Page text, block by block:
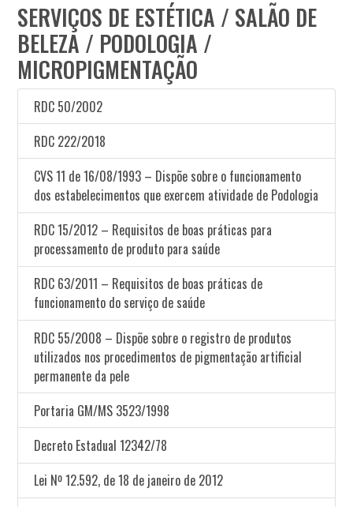
SERVIÇOS DE ESTÉTICA / SALÃO DE
BELEZA / PODOLOGIA /
MICROPIGMENTAÇÃO
RDC 50/2002
RDC 222/2018
CVS 11 de 16/08/1993 – Dispõe sobre o funcionamento
dos estabelecimentos que exercem atividade de Podologia
RDC 15/2012 – Requisitos de boas práticas para
processamento de produto para saúde
RDC 63/2011 – Requisitos de boas práticas de
funcionamento do serviço de saúde
RDC 55/2008 – Dispõe sobre o registro de produtos
utilizados nos procedimentos de pigmentação artificial
permanente da pele
Portaria GM/MS 3523/1998
Decreto Estadual 12342/78
Lei Nº 12.592, de 18 de janeiro de 2012